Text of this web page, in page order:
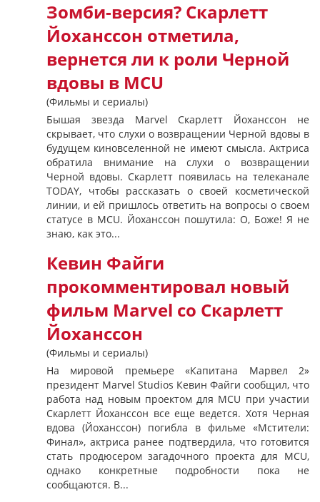
Зомби-версия? Скарлетт
Йоханссон отметила,
вернется ли к роли Черной
вдовы в MCU
(Фильмы и сериалы)
Бышая звезда Marvel Скарлетт Йоханссон не
скрывает, что слухи о возвращении Черной вдовы в
будущем киновселенной не имеют смысла. Актриса
обратила внимание на слухи о возвращении
Черной вдовы. Скарлетт появилась на телеканале
TODAY, чтобы рассказать о своей косметической
линии, и ей пришлось ответить на вопросы о своем
статусе в MCU. Йоханссон пошутила: О, Боже! Я не
знаю, как это...
Кевин Файги
прокомментировал новый
фильм Marvel со Скарлетт
Йоханссон
(Фильмы и сериалы)
На мировой премьере «Капитана Марвел 2»
президент Marvel Studios Кевин Файги сообщил, что
работа над новым проектом для MCU при участии
Скарлетт Йоханссон все еще ведется. Хотя Черная
вдова (Йоханссон) погибла в фильме «Мстители:
Финал», актриса ранее подтвердила, что готовится
стать продюсером загадочного проекта для MCU,
однако конкретные подробности пока не
сообщаются. В...